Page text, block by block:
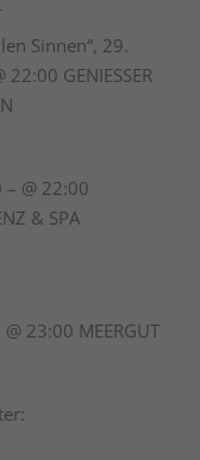
Sinnen“, 29.
22:00 GENIESSER
– @ 22:00
& SPA
@ 23:00 MEERGUT